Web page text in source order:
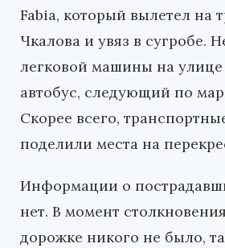
Fabia, который вылетел на
Чкалова и увяз в сугробе.
легковой машины на
автобус, следующий по
Скорее всего,
поделили места на
Информации о
нет. В момент
дорожке никого не было,